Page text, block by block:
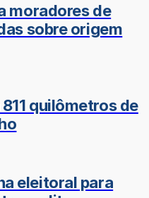
moradores de
sobre origem
quilômetros de
eleitoral para